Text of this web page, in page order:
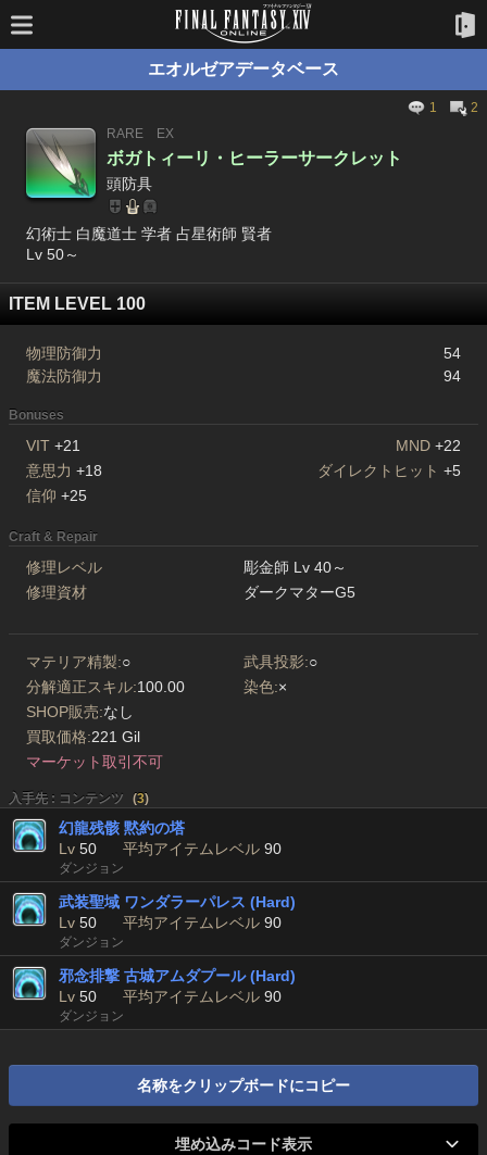
エオルゼアデータベース
1
2
RARE
EX
ボガトィーリ・ヒーラーサークレット
頭防具
幻術士 白魔道士 学者 占星術師 賢者
Lv 50～
ITEM LEVEL 100
物理防御力
54
魔法防御力
94
Bonuses
VIT +21 MND +22
意思力 +18 ダイレクトヒット +5
信仰 +25
Craft & Repair
修理レベル
彫金師 Lv 40～
修理資材
ダークマターG5
マテリア精製:○ 武具投影:○
分解適正スキル:100.00 染色:×
SHOP販売:なし
買取価格:221 Gil
マーケット取引不可
入手先 : コンテンツ (3)
幻龍残骸 黙約の塔
Lv 50 平均アイテムレベル 90
ダンジョン
武装聖域 ワンダラーパレス (Hard)
Lv 50 平均アイテムレベル 90
ダンジョン
邪念排撃 古城アムダプール (Hard)
Lv 50 平均アイテムレベル 90
ダンジョン
名称をクリップボードにコピー
埋め込みコード表示